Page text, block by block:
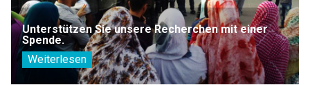
Unterstützen Sie unsere Recherchen mit einer
Spende.
Weiterlesen